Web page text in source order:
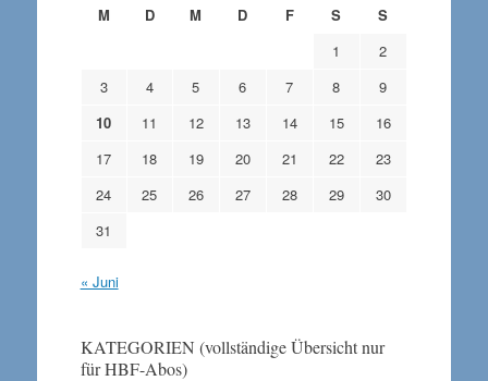
M
D M D F S
S
1
2
3
4 5 6 7 8
9
10
11 12 13 14 15
16
17
18 19 20 21 22
23
24
25 26 27 28 29
30
31
« Juni
KATEGORIEN (vollständige Übersicht nur
für HBF-Abos)